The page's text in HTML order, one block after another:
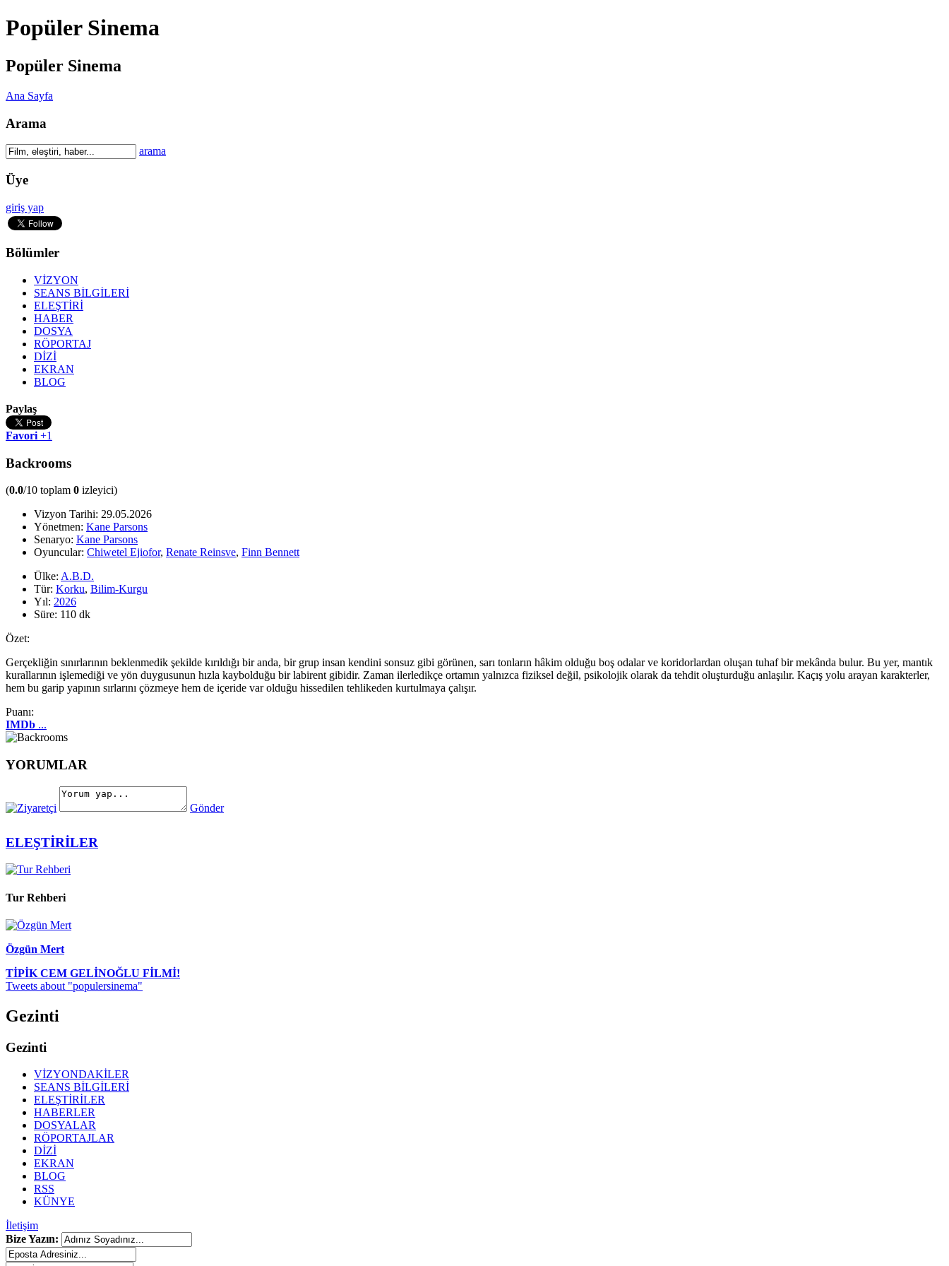
Popüler Sinema
Popüler Sinema
Ana Sayfa
Arama
arama
Üye
giriş yap
Bölümler
VİZYON
SEANS BİLGİLERİ
ELEŞTİRİ
HABER
DOSYA
RÖPORTAJ
DİZİ
EKRAN
BLOG
Paylaş
Favori +1
Backrooms
(0.0/10 toplam 0 izleyici)
Vizyon Tarihi: 29.05.2026
Yönetmen: Kane Parsons
Senaryo: Kane Parsons
Oyuncular: Chiwetel Ejiofor, Renate Reinsve, Finn Bennett
Ülke: A.B.D.
Tür: Korku, Bilim-Kurgu
Yıl: 2026
Süre: 110 dk
Özet:
Gerçekliğin sınırlarının beklenmedik şekilde kırıldığı bir anda, bir grup insan kendini sonsuz gibi görünen, sarı tonların hâkim olduğu boş odalar ve koridorlardan oluşan tuhaf bir mekânda bulur. Bu yer, mantık
kurallarının işlemediği ve yön duygusunun hızla kaybolduğu bir labirent gibidir. Zaman ilerledikçe ortamın yalnızca fiziksel değil, psikolojik olarak da tehdit oluşturduğu anlaşılır. Kaçış yolu arayan karakterler,
hem bu garip yapının sırlarını çözmeye hem de içeride var olduğu hissedilen tehlikeden kurtulmaya çalışır.
Puanı:
IMDb ...
YORUMLAR
Gönder
ELEŞTİRİLER
Tur Rehberi
Özgün Mert
TİPİK CEM GELİNOĞLU FİLMİ!
Tweets about "populersinema"
Gezinti
Gezinti
VİZYONDAKİLER
SEANS BİLGİLERİ
ELEŞTİRİLER
HABERLER
DOSYALAR
RÖPORTAJLAR
DİZİ
EKRAN
BLOG
RSS
KÜNYE
İletişim
Bize Yazın: